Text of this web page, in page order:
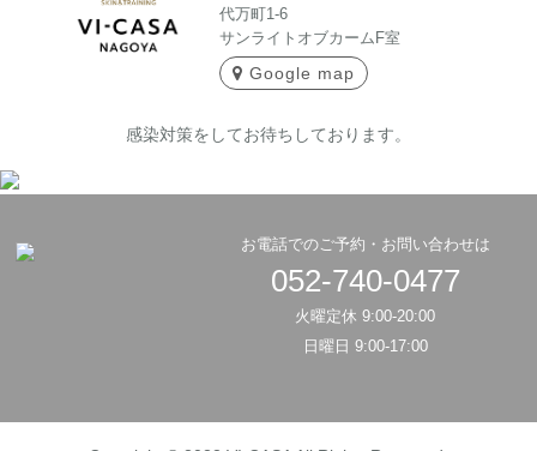
代万町1-6
サンライトオブカームF室
Google map
感染対策をしてお待ちしております。
お電話でのご予約・お問い合わせは
052-740-0477
火曜定休 9:00-20:00
日曜日 9:00-17:00